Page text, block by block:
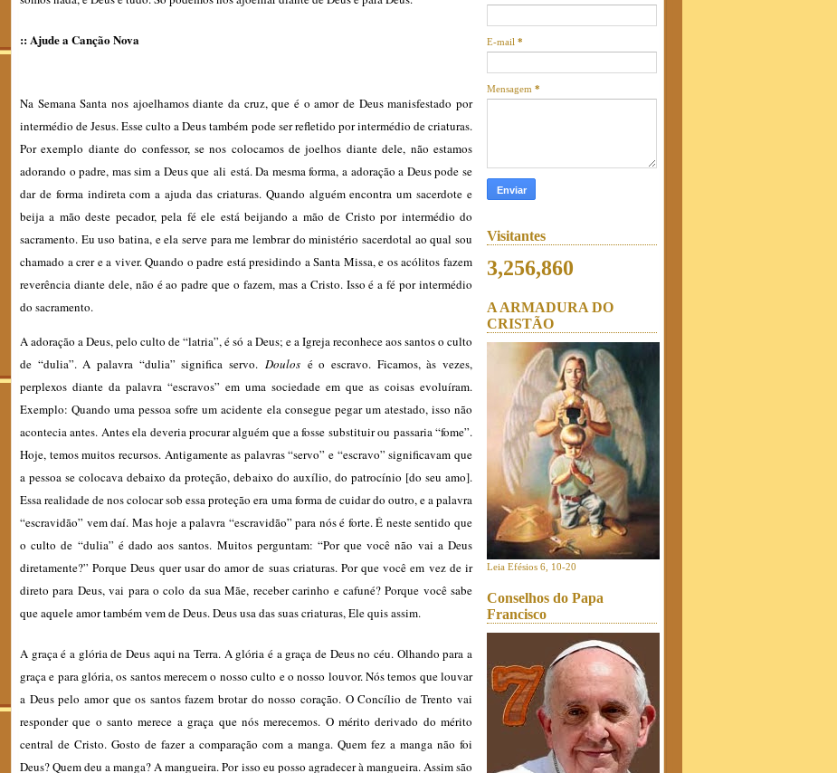
:: Ajude a Canção Nova
Na Semana Santa nos ajoelhamos diante da cruz, que é o amor de Deus manisfestado por
intermédio de Jesus. Esse culto a Deus também pode ser refletido por intermédio de criaturas.
Por exemplo diante do confessor, se nos colocamos de joelhos diante dele, não estamos
adorando o padre, mas sim a Deus que ali está. Da mesma forma, a adoração a Deus pode se
dar de forma indireta com a ajuda das criaturas. Quando alguém encontra um sacerdote e
beija a mão deste pecador, pela fé ele está beijando a mão de Cristo por intermédio do
sacramento. Eu uso batina, e ela serve para me lembrar do ministério sacerdotal ao qual sou
chamado a crer e a viver. Quando o padre está presidindo a Santa Missa, e os acólitos fazem
reverência diante dele, não é ao padre que o fazem, mas a Cristo. Isso é a fé por intermédio
do sacramento.
A adoração a Deus, pelo culto de “latria”, é só a Deus; e a Igreja reconhece aos santos o culto
de “dulia”. A palavra “dulia” significa servo. Doulosé o escravo. Ficamos, às vezes,
perplexos diante da palavra “escravos” em uma sociedade em que as coisas evoluíram.
Exemplo: Quando uma pessoa sofre um acidente ela consegue pegar um atestado, isso não
acontecia antes. Antes ela deveria procurar alguém que a fosse substituir ou passaria “fome”.
Hoje, temos muitos recursos. Antigamente as palavras “servo” e “escravo” significavam que
a pessoa se colocava debaixo da proteção, debaixo do auxílio, do patrocínio [do seu amo].
Essa realidade de nos colocar sob essa proteção era uma forma de cuidar do outro, e a palavra
“escravidão” vem daí. Mas hoje a palavra “escravidão” para nós é forte. É neste sentido que
o culto de “dulia” é dado aos santos. Muitos perguntam: “Por que você não vai a Deus
diretamente?” Porque Deus quer usar do amor de suas criaturas. Por que você em vez de ir
direto para Deus, vai para o colo da sua Mãe, receber carinho e cafuné? Porque você sabe
que aquele amor também vem de Deus. Deus usa das suas criaturas, Ele quis assim.
A graça é a glória de Deus aqui na Terra. A glória é a graça de Deus no céu. Olhando para a
graça e para glória, os santos merecem o nosso culto e o nosso louvor. Nós temos que louvar
a Deus pelo amor que os santos fazem brotar do nosso coração. O Concílio de Trento vai
responder que o santo merece a graça que nós merecemos. O mérito derivado do mérito
central de Cristo. Gosto de fazer a comparação com a manga. Quem fez a manga não foi
Deus? Quem deu a manga? A mangueira. Por isso eu posso agradecer à mangueira. Assim são
E-mail *
Mensagem *
Visitantes
3,256,860
A ARMADURA DO
CRISTÃO
Leia Efésios 6, 10-20
Conselhos do Papa
Francisco